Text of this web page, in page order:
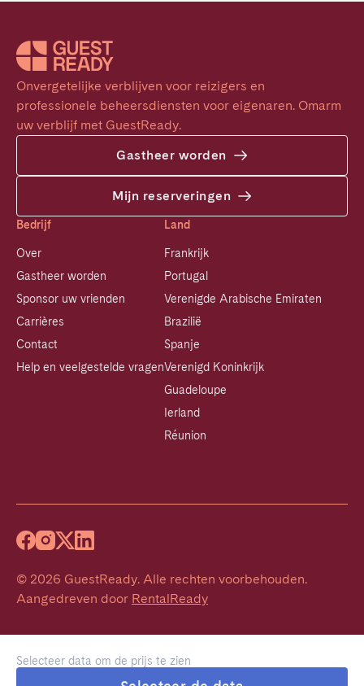
Selecteer data om de prijs te zien
Onvergetelijke verblijven voor reizigers en
professionele beheersdiensten voor eigenaren. Omarm
uw verblijf met GuestReady.
Gastheer worden
Mijn reserveringen
Bedrijf
Over
Gastheer worden
Sponsor uw vrienden
Carrières
Contact
Help en veelgestelde vragen
Land
Frankrijk
Portugal
Verenigde Arabische Emiraten
Brazilië
Spanje
Verenigd Koninkrijk
Guadeloupe
Ierland
Réunion
© 2026 GuestReady. Alle rechten voorbehouden.
Aangedreven door RentalReady